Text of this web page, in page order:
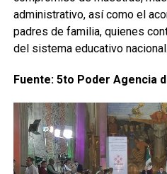
administrativo, así como el
padres de familia, quienes
del sistema educativo nacional.
Fuente: 5to Poder Agencia